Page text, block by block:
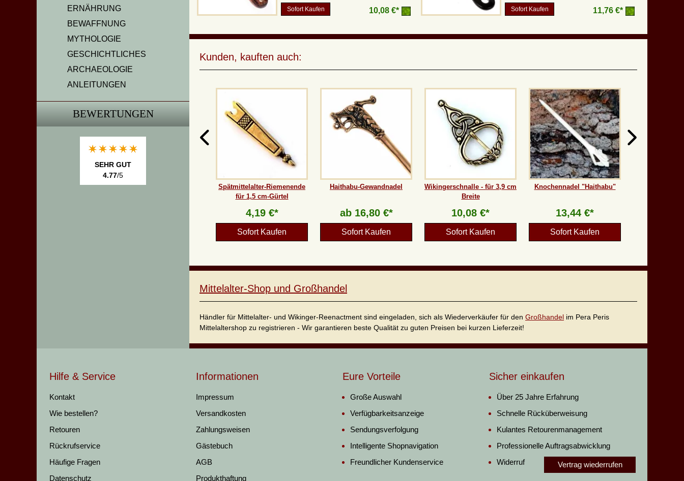
ERNÄHRUNG
BEWAFFNUNG
MYTHOLOGIE
GESCHICHTLICHES
ARCHAEOLOGIE
ANLEITUNGEN
BEWERTUNGEN
SEHR GUT
4.77/5
name:"Normale Tabelle"; mso-tstyle-
rowband-size:0; mso-tstyle-colband-
mso-padding-alt:0cm 5.4pt 0cm
5.4pt; mso-para-margin-top:0cm;
para-margin-bottom:10.0pt; mso-
height:115%; mso-pagination:widow-
family:"Calibri","sans-serif"; mso-
ascii-font-family:Calibri; mso-ascii-
theme-font:minor-latin; mso-hansi-
font-family:Calibri; mso-hansi-theme-
font:minor-latin; mso-fareast-
language:EN-US;}
Sofort Kaufen 10,08 €*
name:"Normale Tabelle"; mso-tstyle-
rowband-size:0; mso-tstyle-colband-
mso-padding-alt:0cm 5.4pt 0cm
5.4pt; mso-para-margin-top:0cm;
height:115%; mso-pagination:widow-
family:"Calibri","sans-serif"; mso-
ascii-font-family:Calibri; mso-ascii-
theme-font:minor-latin; mso-hansi-
font-family:Calibri; mso-hansi-theme-
font:minor-latin; mso-fareast-
language:EN-US;}
Sofort Kaufen 11,76 €*
Kunden, kauften auch:
Spätmittelalter-Riemenende
für 1,5 cm-Gürtel
4,19 €*
Sofort Kaufen
Haithabu-Gewandnadel
ab 16,80 €*
Sofort Kaufen
Wikingerschnalle - für 3,9 cm
Breite
10,08 €*
Sofort Kaufen
Knochennadel "Haithabu"
13,44 €*
Sofort Kaufen
Mittelalter-Shop und Großhandel
Händler für Mittelalter- und Wikinger-Reenactment sind eingeladen, sich als Wiederverkäufer für den Großhandel im Pera Peris
Mittelaltershop zu registrieren - Wir garantieren beste Qualität zu guten Preisen bei kurzen Lieferzeit!
Hilfe & Service
Kontakt
Wie bestellen?
Retouren
Rückrufservice
Häufige Fragen
Datenschutz
Informationen
Impressum
Versandkosten
Zahlungsweisen
Gästebuch
AGB
Produkthaftung
Eure Vorteile
Große Auswahl
Verfügbarkeitsanzeige
Sendungsverfolgung
Intelligente Shopnavigation
Freundlicher Kundenservice
Sicher einkaufen
Über 25 Jahre Erfahrung
Schnelle Rücküberweisung
Kulantes Retourenmanagement
Professionelle Auftragsabwicklung
Widerruf
Vertrag wiederrufen